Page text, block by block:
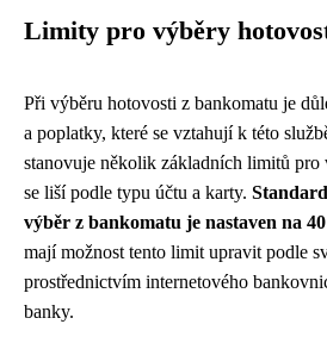
Limity pro výběry
Při výběru hotovosti z bankomatu je
a poplatky, které se vztahují k této
stanovuje několik základních limitů pro
se liší podle typu účtu a karty.
výběr z bankomatu je nastaven na
mají možnost tento limit upravit podle
prostřednictvím internetového
banky.